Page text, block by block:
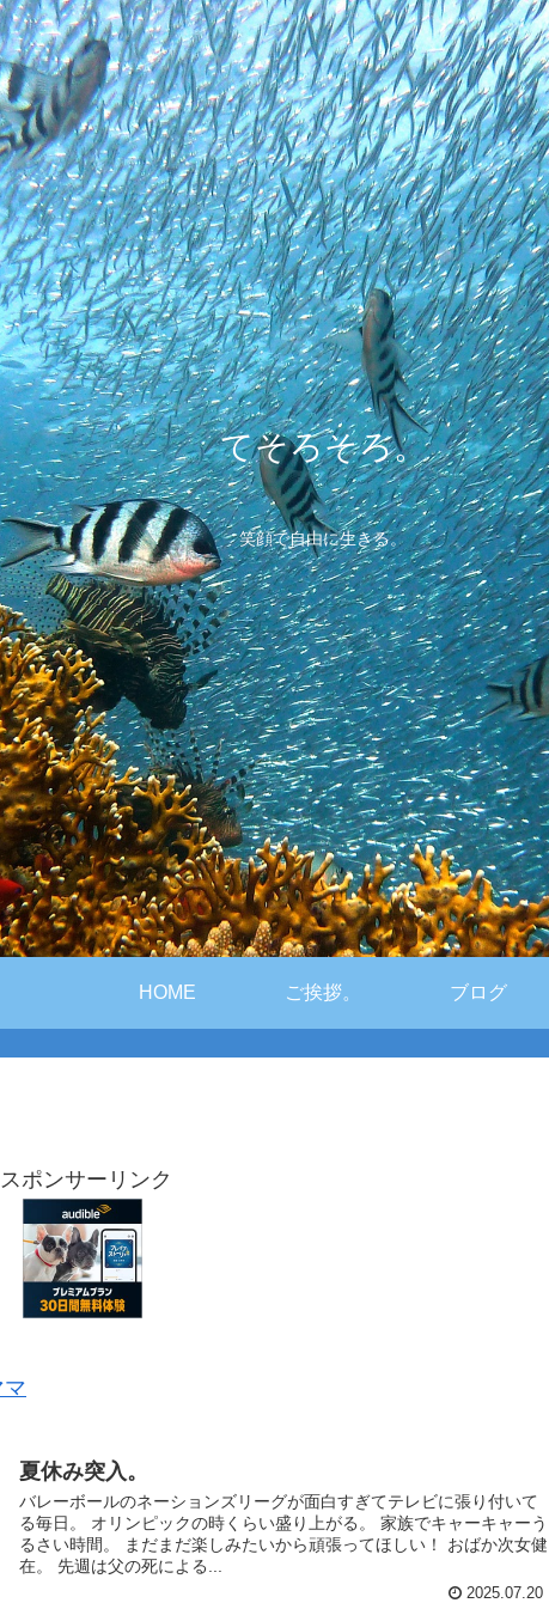
てそろそろ。
笑顔で自由に生きる。
HOME ご挨拶。 ブログ
スポンサーリンク
夏休み突入。
バレーボールのネーションズリーグが面白すぎてテレビに張り付いて
る毎日。 オリンピックの時くらい盛り上がる。 家族でキャーキャーう
るさい時間。 まだまだ楽しみたいから頑張ってほしい！ おばか次女健
在。 先週は父の死による...
2025.07.20